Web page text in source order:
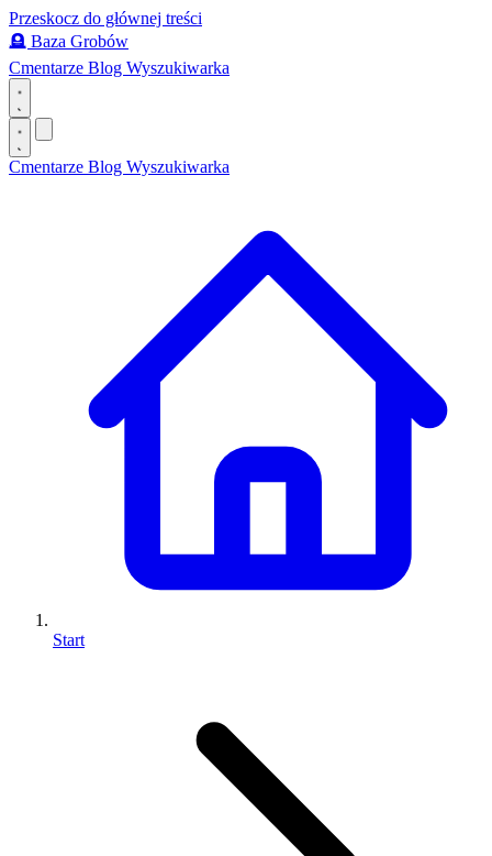
Przeskocz do głównej treści
🪦 Baza Grobów
Cmentarze Blog Wyszukiwarka
Cmentarze Blog Wyszukiwarka
Start